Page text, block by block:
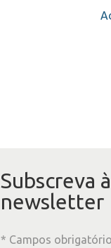
Subscreva
newsletter
* Campos